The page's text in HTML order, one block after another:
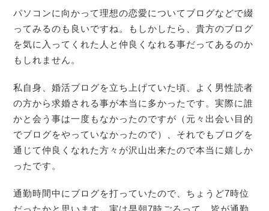
パソコンに向かって理想の恋愛についてブログなどで綴
ってみるのも良いですね。もしかしたら、貴方のブログ
を気に入ってくれた人と仲良くなれる事だってあるのか
もしれません。
私自身、婚活ブログを立ち上げていた頃、よく男性読者
の方から求婚される事が本当に多かったです。実際に誰
かと会う事は一度もなかったのですが（元々出会い目的
でブログをやっていなかったので）、それでもブログを
通じて仲良くなれた方々が沢山出来たので本当に嬉しか
ったです。
通勤時間中にブログを打っていたので、ちょうど7時位
だったかと思います。実は早朝7時ごろって、皆が通勤